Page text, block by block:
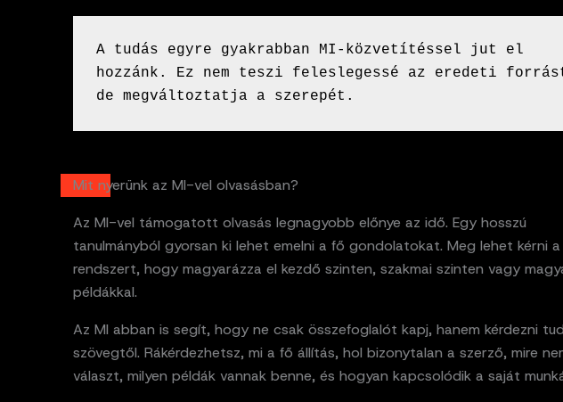
A tudás egyre gyakrabban MI-közvetítéssel jut el
hozzánk. Ez nem teszi feleslegessé az eredeti
de megváltoztatja a szerepét.
Mit nyerünk az MI-vel olvasásban?
Az MI-vel támogatott olvasás legnagyobb előnye az idő. Egy hosszú
tanulmányból gyorsan ki lehet emelni a fő gondolatokat. Meg lehet kérni a
rendszert, hogy magyarázza el kezdő szinten, szakmai szinten vagy
példákkal.
Az MI abban is segít, hogy ne csak összefoglalót kapj, hanem kérdezni
szövegtől. Rákérdezhetsz, mi a fő állítás, hol bizonytalan a szerző, mire
választ, milyen példák vannak benne, és hogyan kapcsolódik a saját